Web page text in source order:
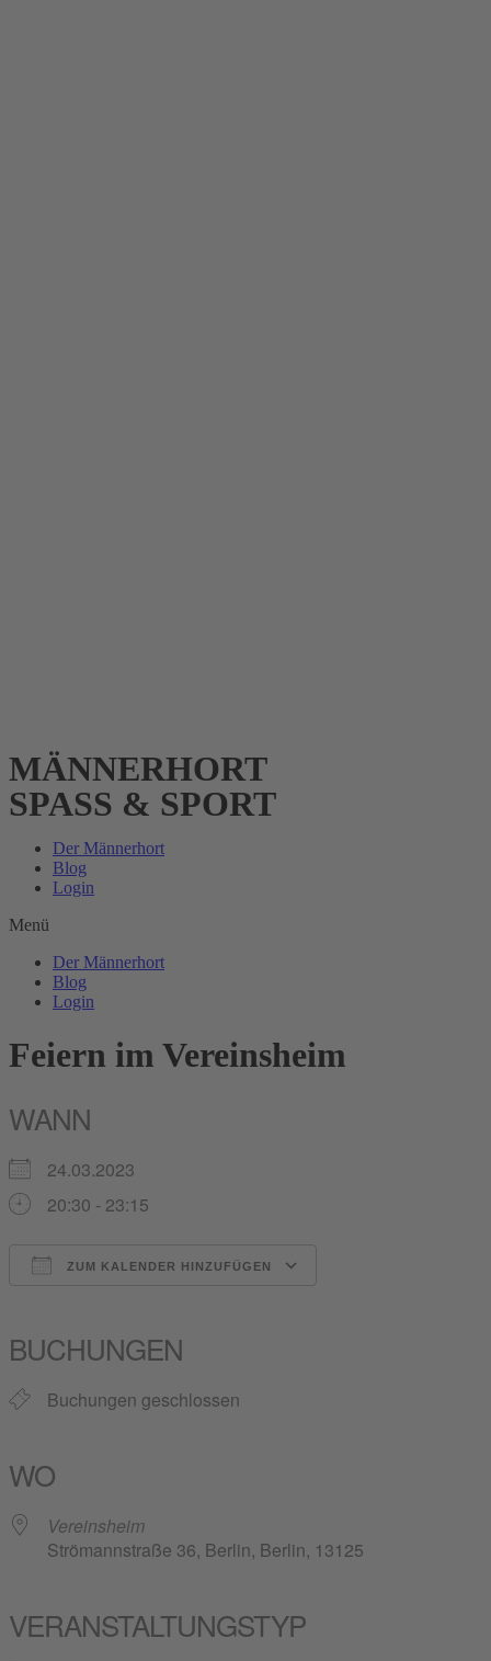
MÄNNERHORT
SPASS & SPORT
Der Männerhort
Blog
Login
Menü
Der Männerhort
Blog
Login
Feiern im Vereinsheim
WANN
24.03.2023
20:30 - 23:15
ZUM KALENDER HINZUFÜGEN
BUCHUNGEN
Buchungen geschlossen
WO
Vereinsheim
Strömannstraße 36, Berlin, Berlin, 13125
VERANSTALTUNGSTYP